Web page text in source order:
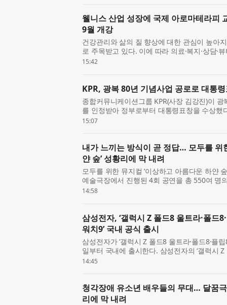
웰니스 산업 성장에 국제 아로마테라피
9월 개강
건강관리와 삶의 질 향상에 대한 관심이 높아
로 주목받고 있다. 이에 따라 의료·복지·상담·
전문 교육에 대한 관심도 함께 커지고 있으며,
15:42
KPR, 광복 80년 기념사업 공로로 대통
종합커뮤니케이션그룹 KPR(사장 김강진)이
를 인정받아 정부로부터 대통령표창을 수상
기여한 개인 63명과 5개 기관을 ‘광복 80년 기
15:07
내가 느끼는 방식이 곧 정답… 모두를 위
얀 숲’ 성황리에 막 내려
모두를 위한 뮤지컬 ‘이상하고 아름다운 하얀
예술극장에서 진행된 4회 공연을 총 550여 명
원회 2026 어린이·청소년을 위한 예술지원사
14:58
삼성전자, ‘갤럭시 Z 폴드8 울트라·폴드
워치9’ 국내 공식 출시
삼성전자가 ‘갤럭시 Z 폴드8 울트라·폴드8·플
일부터 국내에 출시한다. 삼성전자의 ‘갤럭시 Z
28일부터 8월 3일까지 7일간 진행된 사전 판
14:45
청각장애 유소년 배우들의 무대… 달꿈
리에 막 내려